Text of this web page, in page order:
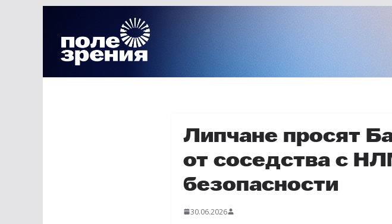
содержимому
Липчане просят
от соседства с
безопасности
30.06.2026